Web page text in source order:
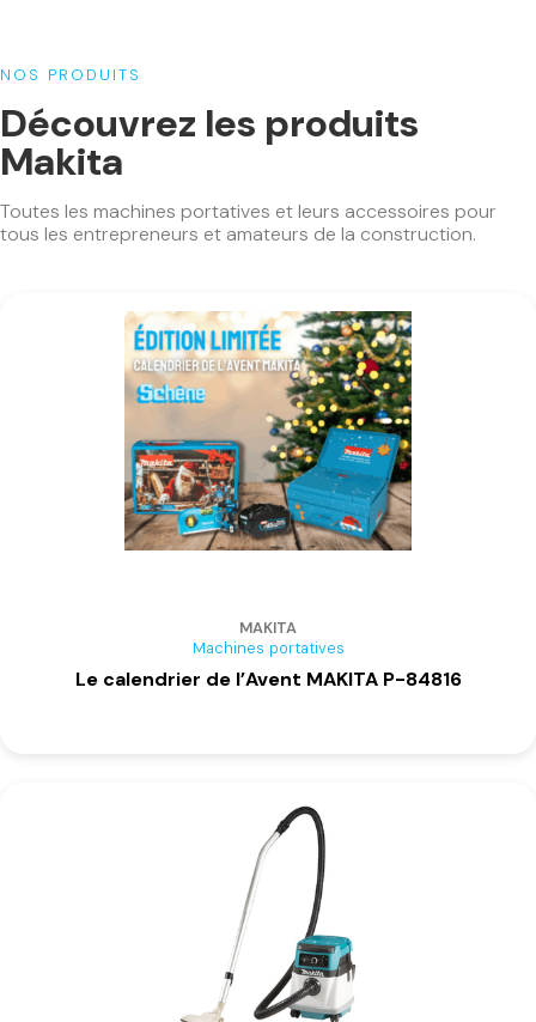
NOS PRODUITS
Découvrez les produits
Makita
Toutes les machines portatives et leurs accessoires pour
tous les entrepreneurs et amateurs de la construction.
MAKITA
Machines portatives
Le calendrier de l’Avent MAKITA P-84816